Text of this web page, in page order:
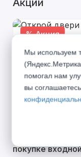
Акции
% Акция
Открой двери
скидка 10%
покупке
Мы используем
помогал нам
вы